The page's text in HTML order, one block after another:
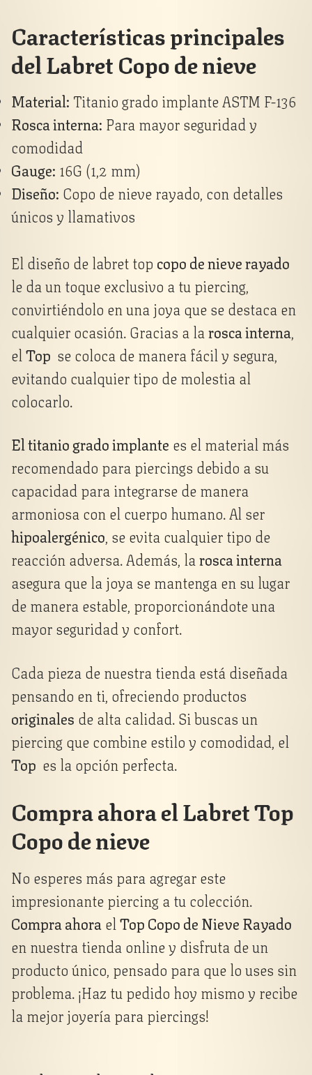
Características principales
del Labret Copo de nieve
Material: Titanio grado implante ASTM F-136
Rosca interna: Para mayor seguridad y
comodidad
Gauge: 16G (1,2 mm)
Diseño: Copo de nieve rayado, con detalles
únicos y llamativos
El diseño de labret top copo de nieve rayado
le da un toque exclusivo a tu piercing,
convirtiéndolo en una joya que se destaca en
cualquier ocasión. Gracias a larosca interna,
el Top se coloca de manera fácil y segura,
evitando cualquier tipo de molestia al
colocarlo.
El titanio grado implante es el material más
recomendado para piercings debido a su
capacidad para integrarse de manera
armoniosa con el cuerpo humano. Al ser
hipoalergénico, se evita cualquier tipo de
reacción adversa. Además, larosca interna
asegura que la joya se mantenga en su lugar
de manera estable, proporcionándote una
mayor seguridad y confort.
Cada pieza de nuestra tienda está diseñada
pensando en ti, ofreciendo productos
originales de alta calidad. Si buscas un
piercing que combine estilo y comodidad, el
Top es la opción perfecta.
Compra ahora el Labret Top
Copo de nieve
No esperes más para agregar este
impresionante piercing a tu colección.
Compra ahorael Top Copo de Nieve Rayado
en nuestra tienda online y disfruta de un
producto único, pensado para que lo uses sin
problema. ¡Haz tu pedido hoy mismo y recibe
la mejor joyería para piercings!